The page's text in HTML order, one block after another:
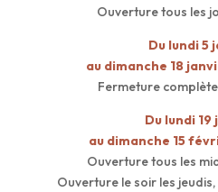
Ouverture tous les
Du lundi 5
au dimanche 18
Fermeture
Du lundi
au dimanche 15
Ouverture tous les
Ouverture le soir les